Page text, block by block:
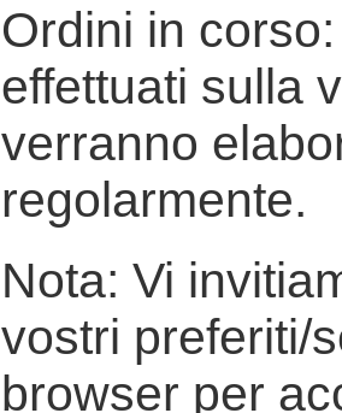
Ordini in
effettuati sulla
verranno
regolarmente.
Nota: Vi
vostri preferiti/
browser per